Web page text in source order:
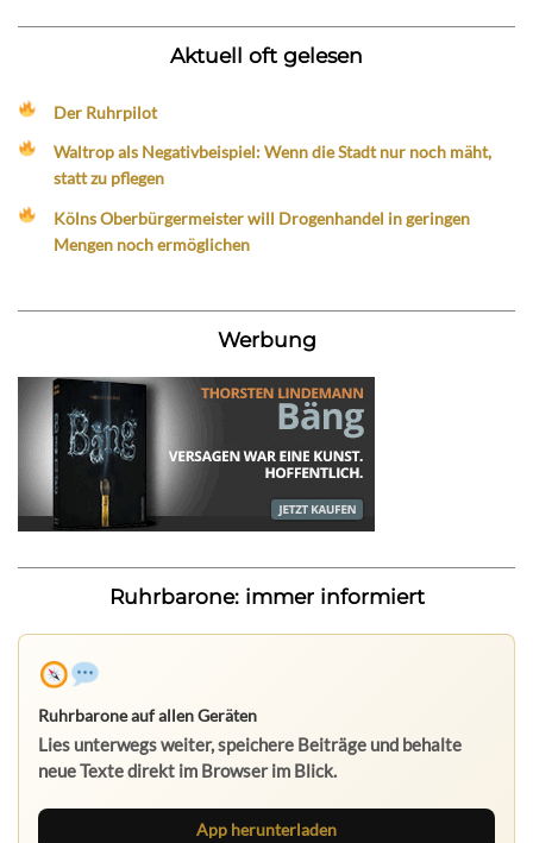
Aktuell oft gelesen
Der Ruhrpilot
Waltrop als Negativbeispiel: Wenn die Stadt nur noch mäht,
statt zu pflegen
Kölns Oberbürgermeister will Drogenhandel in geringen
Mengen noch ermöglichen
Werbung
Ruhrbarone: immer informiert
Ruhrbarone auf allen Geräten
Lies unterwegs weiter, speichere Beiträge und behalte
neue Texte direkt im Browser im Blick.
App herunterladen